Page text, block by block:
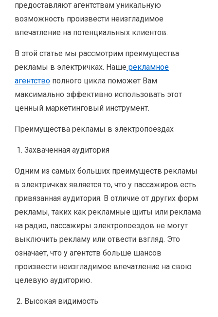
предоставляют агентствам уникальную
возможность произвести неизгладимое
впечатление на потенциальных клиентов.
В этой статье мы рассмотрим преимущества
рекламы в электричках. Наше рекламное
агентство полного цикла поможет Вам
максимально эффективно использовать этот
ценный маркетинговый инструмент.
Преимущества рекламы в электропоездах
Захваченная аудитория
Одним из самых больших преимуществ рекламы
в электричках является то, что у пассажиров есть
привязанная аудитория. В отличие от других форм
рекламы, таких как рекламные щиты или реклама
на радио, пассажиры электропоездов не могут
выключить рекламу или отвести взгляд. Это
означает, что у агентств больше шансов
произвести неизгладимое впечатление на свою
целевую аудиторию.
Высокая видимость